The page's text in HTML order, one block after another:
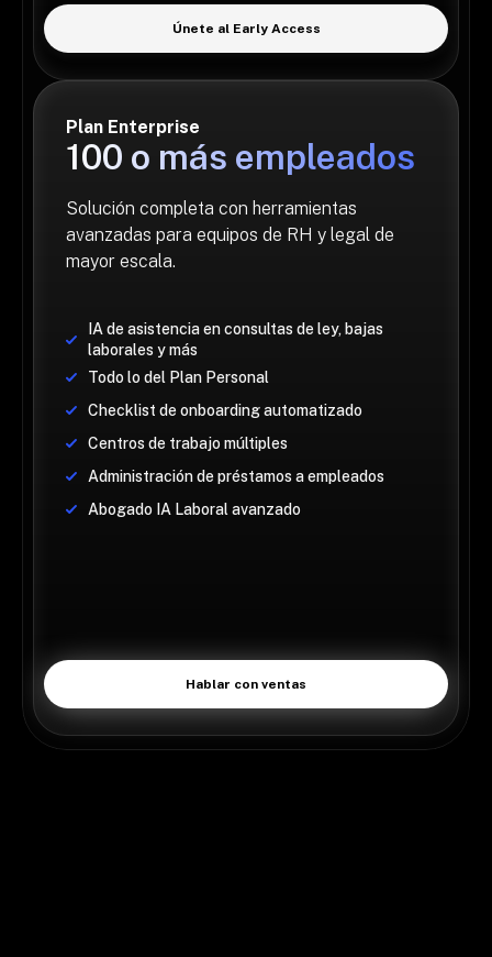
Únete al Early Access
Plan Enterprise
100 o más empleados
Solución completa con herramientas
avanzadas para equipos de RH y legal de
mayor escala.
IA de asistencia en consultas de ley, bajas
laborales y más
Todo lo del Plan Personal
Checklist de onboarding automatizado
Centros de trabajo múltiples
Administración de préstamos a empleados
Abogado IA Laboral avanzado
Hablar con ventas